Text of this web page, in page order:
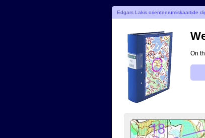
Edgars Lakis orienteerumiskaartide
On